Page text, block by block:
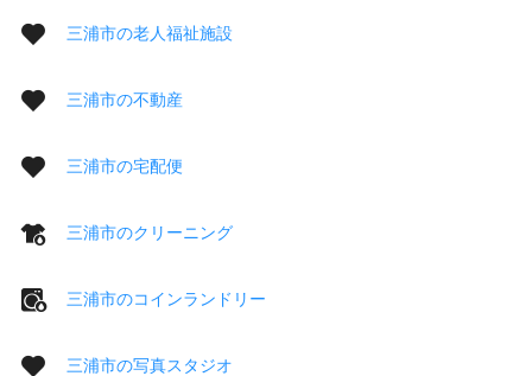
三浦市の老人福祉施設
三浦市の不動産
三浦市の宅配便
三浦市のクリーニング
三浦市のコインランドリー
三浦市の写真スタジオ